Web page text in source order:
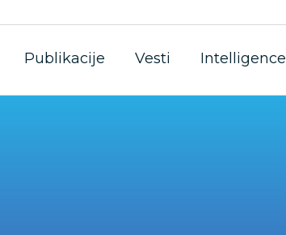
Publikacije Vesti Intelligence